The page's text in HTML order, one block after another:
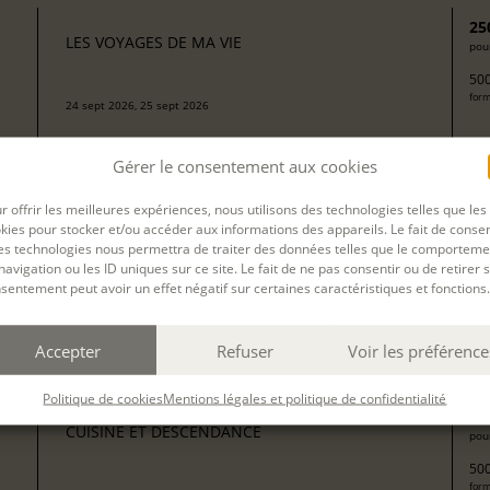
Gérer le consentement aux cookies
offrir les meilleures expériences, nous utilisons des technologies telles que les
pour stocker et/ou accéder aux informations des appareils. Le fait de
technologies nous permettra de traiter des données telles que le
ou les ID uniques sur ce site. Le fait de ne pas consentir ou de retirer
peut avoir un effet négatif sur certaines caractéristiques et fonctions.
Accepter Refuser Voir les
Politique de cookiesMentions légales et politique de confidentialité
LES VOYAGES DE MA VIE
24 sept 2026, 25 sept 2026
Camille Berta
J’ÉCRIS SUR MA VIE : MON ENFANCE À LA
MAISON DES TOURELLES DE CONDETTE (CÔTE
D'OPALE)
transferts inclus.
avecValérie Mello
CUISINE ET DESCENDANCE